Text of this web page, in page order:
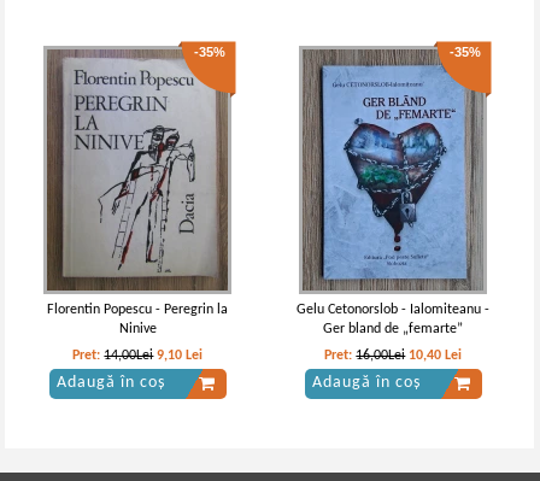
-35%
Florentin Popescu - Peregrin la
Ninive
Pret:14,00Lei 9,10 Lei
Adaugă în coș
-35%
Gelu Cetonorslob - Ialomiteanu -
Ger bland de „femarte”
Pret:16,00Lei 10,40 Lei
Adaugă în coș